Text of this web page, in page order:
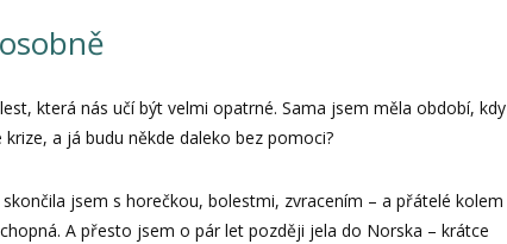
která nás učí být velmi opatrné. Sama jsem měla období, kdy
a já budu někde daleko bez pomoci?
jsem s horečkou, bolestmi, zvracením – a přátelé kolem
A přesto jsem o pár let později jela do Norska – krátce